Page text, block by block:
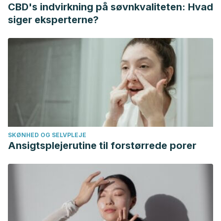
Kennedy, K. P., Alexander, J. L., Garakani, A., Gross, L. S.,
Mintz, D. L., Parikh, T., Pine, J. H., Sumner, C. R., & Baron, D.
A. (2024). Vitamin B12 Supplementation in Psychiatric
Current psychiatry reports
, 26, 1-8.
https://link.springer.com/article/10.1007/s11920-024-01505-
Leal Gomes de Macêdo, L., Resende Gonçalves de
Carvalho, C. M., Costa Cavalcanti, J., & Silva de Almendra
Freitas, B. D. J. (2017). Vitamin B12, bone mineral density
and fracture risk in adults: A systematic review.
Associação Médica Brasileira
(9), 801-809.
https://www.scielo.br/j/ramb/a/3fbspChfQpnn4tKmJ7wynvf/?
Pardo-Cabello, A. J., Manzano-Gamero, V., & Puche-
Cañas, E. (2023). Vitamina B12:¿ para algo más que el
CBD's indvirkning på søvnkvaliteten: Hvad
siger eksperterne?
SKØNHED OG SELVPLEJE
Ansigtsplejerutine til forstørrede porer